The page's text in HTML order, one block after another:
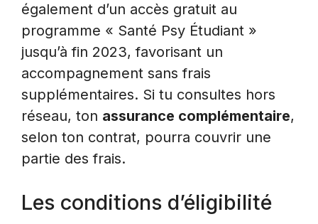
également d’un accès gratuit au
programme « Santé Psy Étudiant »
jusqu’à fin 2023, favorisant un
accompagnement sans frais
supplémentaires. Si tu consultes hors
réseau, ton assurance complémentaire,
selon ton contrat, pourra couvrir une
partie des frais.
Les conditions d’éligibilité